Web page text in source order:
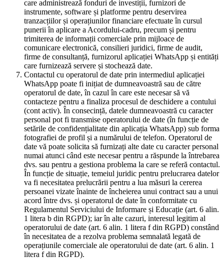
care administrează fonduri de investiții, furnizori de
instrumente, software și platforme pentru deservirea
tranzacțiilor și operațiunilor financiare efectuate în cursul
punerii în aplicare a Acordului-cadru, precum și pentru
trimiterea de informații comerciale prin mijloace de
comunicare electronică, consilieri juridici, firme de audit,
firme de consultanță, furnizorul aplicației WhatsApp și entități
care furnizează servere și stochează date.
Contactul cu operatorul de date prin intermediul aplicației
WhatsApp poate fi inițiat de dumneavoastră sau de către
operatorul de date, în cazul în care este necesar să vă
contacteze pentru a finaliza procesul de deschidere a contului
(cont activ). În consecință, datele dumneavoastră cu caracter
personal pot fi transmise operatorului de date (în funcție de
setările de confidențialitate din aplicația WhatsApp) sub forma
fotografiei de profil și a numărului de telefon. Operatorul de
date vă poate solicita să furnizați alte date cu caracter personal
numai atunci când este necesar pentru a răspunde la întrebarea
dvs. sau pentru a gestiona problema la care se referă contactul.
În funcție de situație, temeiul juridic pentru prelucrarea datelor
va fi necesitatea prelucrării pentru a lua măsuri la cererea
persoanei vizate înainte de încheierea unui contract sau a unui
acord între dvs. și operatorul de date în conformitate cu
Regulamentul Serviciului de Informare și Educație (art. 6 alin.
1 litera b din RGPD); iar în alte cazuri, interesul legitim al
operatorului de date (art. 6 alin. 1 litera f din RGPD) constând
în necesitatea de a rezolva problema semnalată legată de
operațiunile comerciale ale operatorului de date (art. 6 alin. 1
litera f din RGPD).